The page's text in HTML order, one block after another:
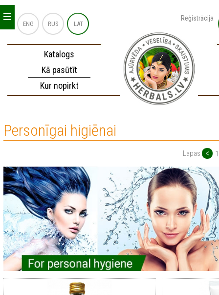
ENG RUS LAT
Reģistrācija
Katalogs
Kā pasūtīt
Kur nopirkt
_
_
_
Personīgai higiēnai
Lapas < 1